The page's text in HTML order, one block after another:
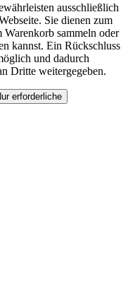
ausschließlich
Sie dienen zum
Warenkorb sammeln oder
kannst. Ein Rückschluss
und dadurch
Dritte weitergegeben.
erforderliche